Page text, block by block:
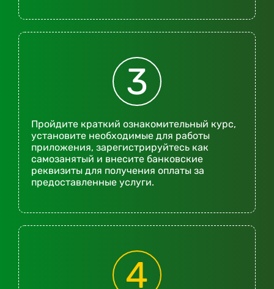
3
Пройдите краткий ознакомительный курс,
установите необходимые для работы
приложения, зарегистрируйтесь как
самозанятый и внесите банковские
реквизиты для получения оплаты за
предоставленные услуги.
4